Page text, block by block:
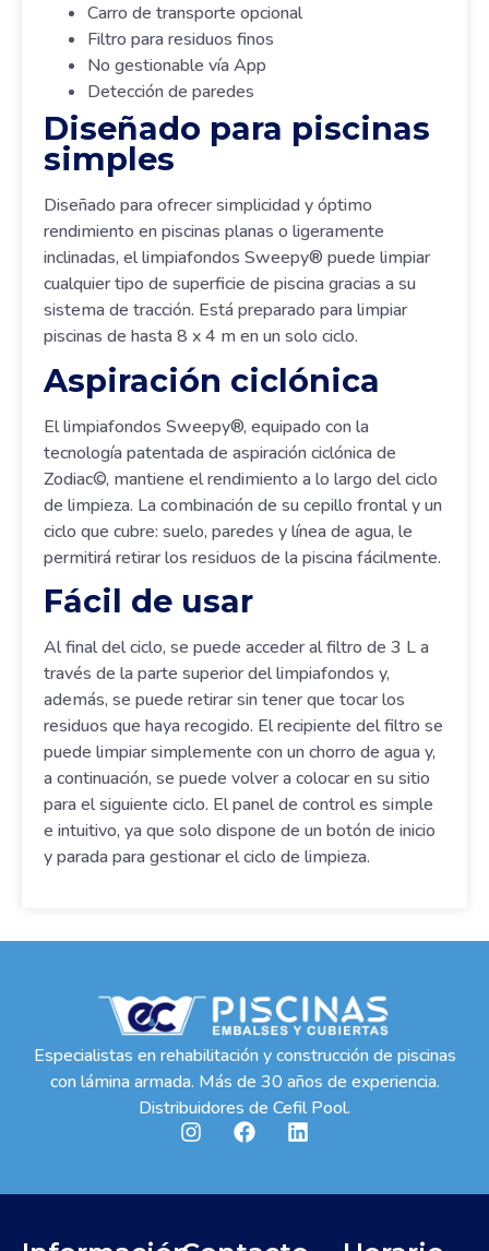
Carro de transporte opcional
Filtro para residuos finos
No gestionable vía App
Detección de paredes
Diseñado para piscinas
simples
Diseñado para ofrecer simplicidad y óptimo
rendimiento en piscinas planas o ligeramente
inclinadas, el limpiafondos Sweepy® puede limpiar
cualquier tipo de superficie de piscina gracias a su
sistema de tracción. Está preparado para limpiar
piscinas de hasta 8 x 4 m en un solo ciclo.
Aspiración ciclónica
El limpiafondos Sweepy®, equipado con la
tecnología patentada de aspiración ciclónica de
Zodiac©, mantiene el rendimiento a lo largo del ciclo
de limpieza. La combinación de su cepillo frontal y un
ciclo que cubre: suelo, paredes y línea de agua, le
permitirá retirar los residuos de la piscina fácilmente.
Fácil de usar
Al final del ciclo, se puede acceder al filtro de 3 L a
través de la parte superior del limpiafondos y,
además, se puede retirar sin tener que tocar los
residuos que haya recogido. El recipiente del filtro se
puede limpiar simplemente con un chorro de agua y,
a continuación, se puede volver a colocar en su sitio
para el siguiente ciclo. El panel de control es simple
e intuitivo, ya que solo dispone de un botón de inicio
y parada para gestionar el ciclo de limpieza.
Especialistas en rehabilitación y construcción de piscinas
con lámina armada. Más de 30 años de experiencia.
Distribuidores de Cefil Pool.